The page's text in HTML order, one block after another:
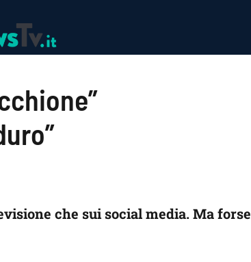
che sui social media. Ma forse